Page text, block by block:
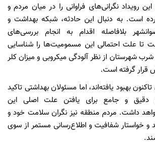
این رویداد نگرانی‌های فراوانی را در میان مردم و
است. به دنبال این حادثه، شبکه بهداشت و
بلافاصله اقدام به انجام بررسی‌های
تا علت احتمالی این مسمومیت‌ها را شناسایی
شهرستان از نظر آلودگی میکروبی و میزان کلر
قرار گرفته است.
بهبود یافته‌اند، اما مسئولان بهداشتی تاکید
دقیق و جامع برای یافتن علت اصلی این
داشت. مردم منطقه نیز نگران سلامت خود و
و خواستار شفافیت و اطلاع‌رسانی مستمر از سوی